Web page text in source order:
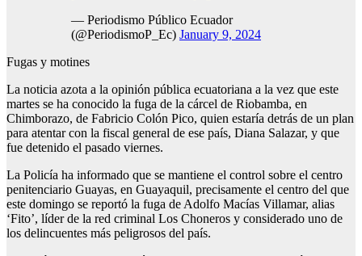
— Periodismo Público Ecuador
(@PeriodismoP_Ec) January 9, 2024
Fugas y motines
La noticia azota a la opinión pública ecuatoriana a la vez que este
martes se ha conocido la fuga de la cárcel de Riobamba, en
Chimborazo, de Fabricio Colón Pico, quien estaría detrás de un plan
para atentar con la fiscal general de ese país, Diana Salazar, y que
fue detenido el pasado viernes.
La Policía ha informado que se mantiene el control sobre el centro
penitenciario Guayas, en Guayaquil, precisamente el centro del que
este domingo se reportó la fuga de Adolfo Macías Villamar, alias
‘Fito’, líder de la red criminal Los Choneros y considerado uno de
los delincuentes más peligrosos del país.